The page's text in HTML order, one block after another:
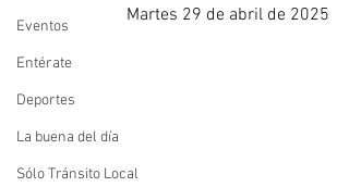
Eventos
Entérate
Deportes
La buena del día
Sólo Tránsito Local
Martes 29 de abril de 2025